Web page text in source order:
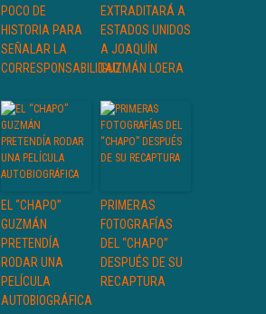
POCO DE
HISTORIA PARA
SEÑALAR LA
CORRESPONSABILIDAD
EXTRADITARÁ A
ESTADOS UNIDOS
A JOAQUÍN
GUZMÁN LOERA
EL “CHAPO”
GUZMÁN
PRETENDÍA
RODAR UNA
PELÍCULA
AUTOBIOGRÁFICA
PRIMERAS
FOTOGRAFÍAS
DEL “CHAPO”
DESPUÉS DE SU
RECAPTURA